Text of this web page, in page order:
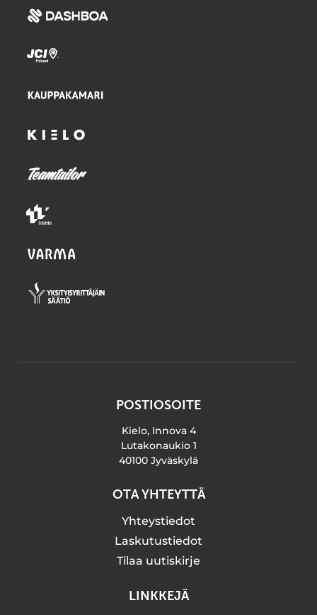
POSTIOSOITE
Kielo, Innova 4
Lutakonaukio 1
40100 Jyväskylä
OTA YHTEYTTÄ
Yhteystiedot
Laskutustiedot
Tilaa uutiskirje
LINKKEJÄ